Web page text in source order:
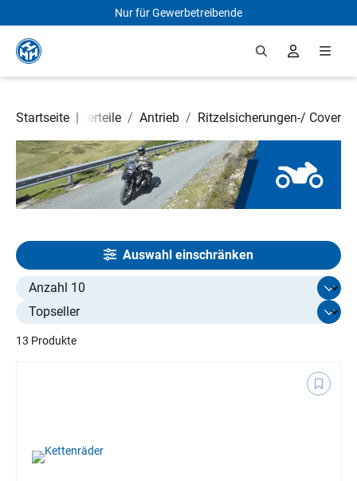
Zum Hauptinhalt springen
Nur für Gewerbetreibende
Startseite |
und Rollerteile / Antrieb / Ritzelsicherungen-/ Cover
Auswahl einschränken
13 Produkte
Select limit